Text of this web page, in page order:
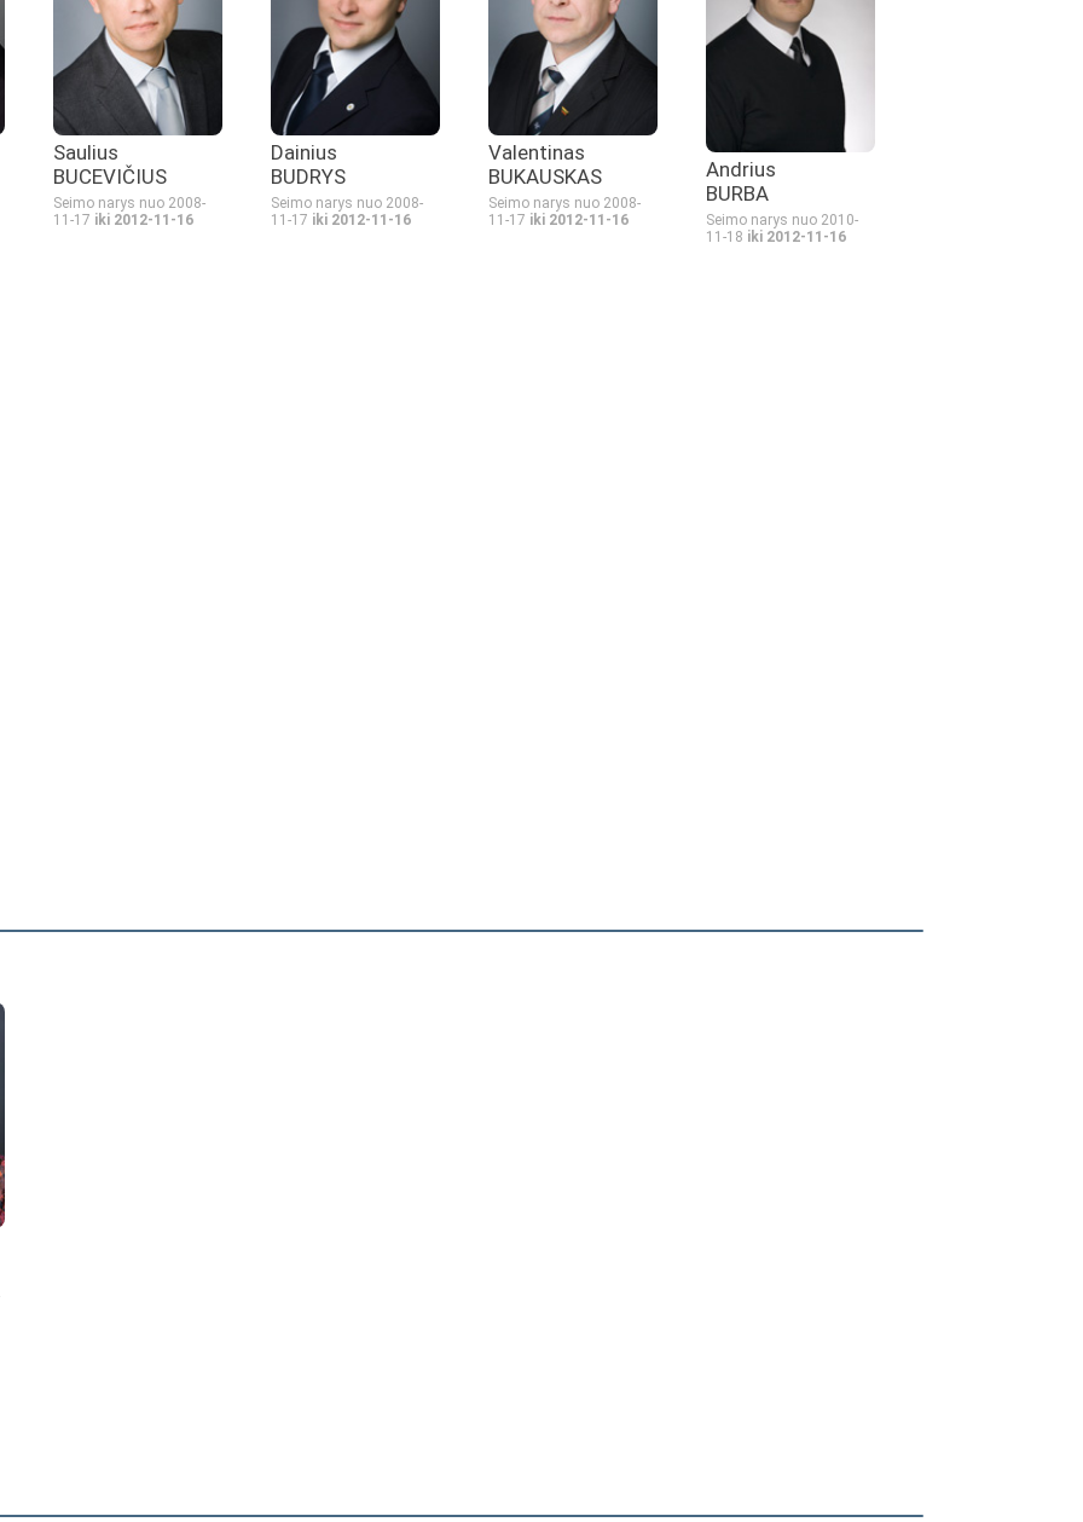
Saulius
BUCEVIČIUS
Seimo narys nuo 2008-
11-17 iki 2012-11-16
Dainius
BUDRYS
Seimo narys nuo 2008-
11-17 iki 2012-11-16
Valentinas
BUKAUSKAS
Seimo narys nuo 2008-
11-17 iki 2012-11-16
Andrius
BURBA
Seimo narys nuo 2010-
11-18 iki 2012-11-16